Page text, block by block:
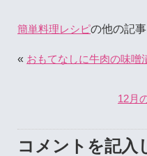
簡単料理レシピの他の記事
« おもてなしに牛肉の味
12月
コメントを記入